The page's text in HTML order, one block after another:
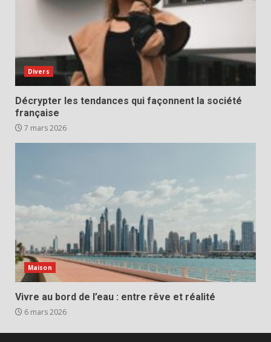
Divers
Décrypter les tendances qui façonnent la société
française
7 mars 2026
Maison
Vivre au bord de l’eau : entre rêve et réalité
6 mars 2026